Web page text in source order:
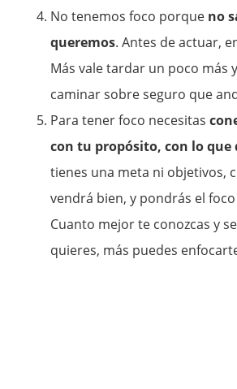
No tenemos foco porque no
queremos. Antes de actuar,
Más vale tardar un poco más
caminar sobre seguro que
Para tener foco necesitas
con tu propósito, con lo que
tienes una meta ni objetivos,
vendrá bien, y pondrás el
Cuanto mejor te conozcas y
quieres, más puedes